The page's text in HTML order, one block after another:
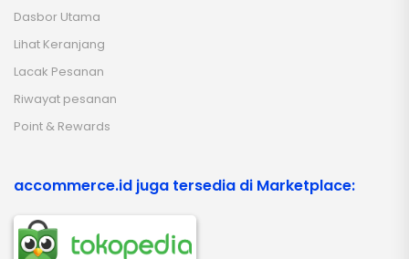
Dasbor Utama
Lihat Keranjang
Lacak Pesanan
Riwayat pesanan
Point & Rewards
accommerce.id juga tersedia di Marketplace: